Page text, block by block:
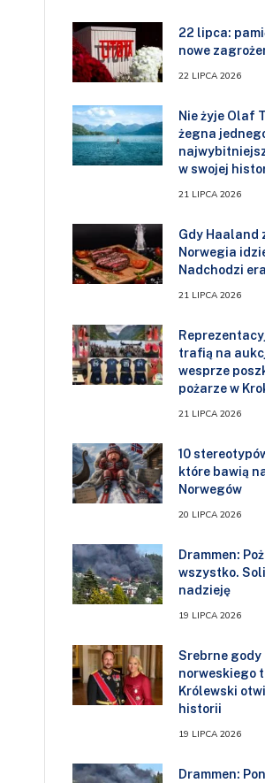
22 lipca:
nowe
22 LIPCA 2026
Nie żyje Olaf
żegna
w swojej
21 LIPCA 2026
Gdy Haaland
Norwegia
Nadchodzi
21 LIPCA 2026
trafią na
wesprze
pożarze w
21 LIPCA 2026
10
które bawią
Norwegów
20 LIPCA 2026
Drammen:
wszystko.
nadzieję
19 LIPCA 2026
Srebrne
norweskiego
Królewski
historii
19 LIPCA 2026
Drammen: